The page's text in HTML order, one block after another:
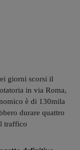
giorni scorsi il
in via Roma,
è di 130mila
durare quattro
traffico